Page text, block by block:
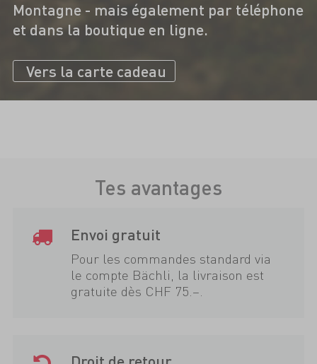
Montagne - mais également par téléphone
et dans la boutique en ligne.
Vers la carte cadeau
Tes avantages
Envoi gratuit
Pour les commandes standard via
le compte Bächli, la livraison est
gratuite dès CHF 75.–.